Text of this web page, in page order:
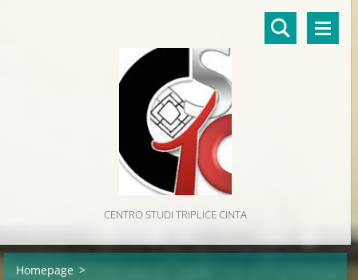
CENTRO STUDI TRIPLICE CINTA
Homepage >